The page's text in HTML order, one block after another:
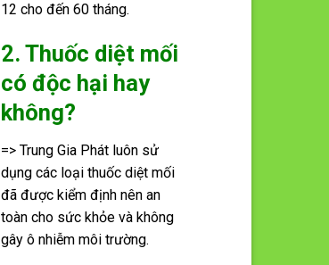
12 cho đến 60 tháng.
2. Thuốc diệt mối
có độc hại hay
không?
=> Trung Gia Phát luôn sử
dụng các loại thuốc diệt mối
đã được kiểm định nên an
toàn cho sức khỏe và không
gây ô nhiễm môi trường.